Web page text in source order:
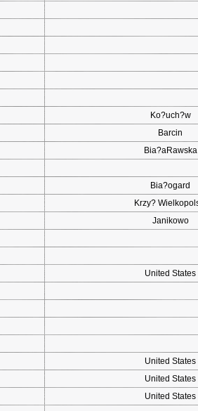
Ko?uch?w
Barcin
Bia?aRawska
Bia?ogard
Krzy?
Janikowo
United States
United States
United States
United States